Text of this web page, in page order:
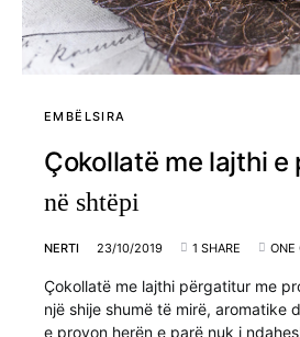
EMBËLSIRA
Çokollatë me lajthi
në shtëpi
NERTI 23/10/2019 1 SHARE ONE
Çokollatë me lajthi përgatitur me
një shije shumë të mirë, aromatike
e provon herën e parë nuk i